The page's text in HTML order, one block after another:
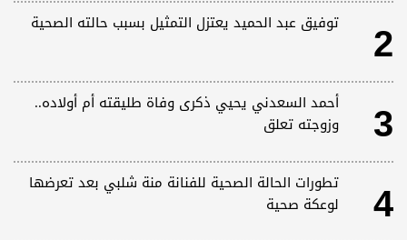
2 توفيق عبد الحميد يعتزل التمثيل بسبب حالته الصحية
3
أحمد السعدني يحيي ذكرى وفاة طليقته أم أولاده..
وزوجته تعلق
4
تطورات الحالة الصحية للفنانة منة شلبي بعد تعرضها
لوعكة صحية